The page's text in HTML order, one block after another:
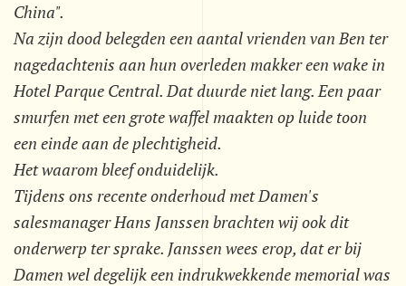
China".
Na zijn dood belegden een aantal vrienden van Ben ter
nagedachtenis aan hun overleden makker een wake in
Hotel Parque Central. Dat duurde niet lang. Een paar
smurfen met een grote waffel maakten op luide toon
een einde aan de plechtigheid.
Het waarom bleef onduidelijk.
Tijdens ons recente onderhoud met Damen's
salesmanager Hans Janssen brachten wij ook dit
onderwerp ter sprake. Janssen wees erop, dat er bij
Damen wel degelijk een indrukwekkende memorial was